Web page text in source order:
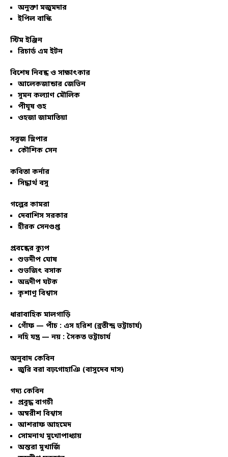
অনুক্তা মজুমদার
ইপিল বাস্কি
স্টিম ইঞ্জিন
রিচার্ড এম ইটন
বিশেষ নিবন্ধ ও সাক্ষাৎকার
আলেকজান্ডার জেভিন
সুমন কল্যাণ মৌলিক
পীযূষ গুহ
ওহজা জামাতিয়া
সবুজ স্লিপার
কৌশিক সেন
কবিতা কর্নার
সিদ্ধার্থ বসু
গল্পের কামরা
দেবাশিস সরকার
হীরক সেনগুপ্ত
প্রবন্ধের ক্যুপ
শুভদীপ ঘোষ
শুভজিৎ বসাক
অভ্রদীপ ঘটক
কৃশাণু বিশ্বাস
ধারাবাহিক মালগাড়ি
গোঁফ — পাঁচ : এস হরিশ (ব্রতীন্দ্র ভট্টাচার্য)
নহি যন্ত্র — নয় : সৈকত ভট্টাচার্য
অনুবাদ কেবিন
জুরি বরা বঢ়গোহাঞি (বাসুদেব দাস)
গদ্য কেবিন
প্রবুদ্ধ বাগচী
অম্বরীশ বিশ্বাস
আশরাফ আহমেদ
সোমনাথ মুখোপাধ্যায়
অন্তরা মুখার্জি